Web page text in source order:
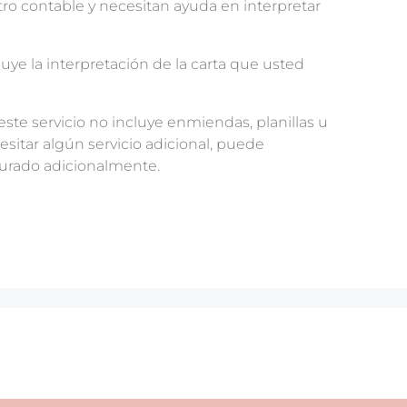
contable y necesitan ayuda en interpretar
la interpretación de la carta que usted
servicio no incluye enmiendas, planillas u
algún servicio adicional, puede
adicionalmente.